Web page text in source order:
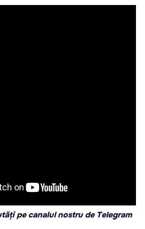
pe canalul nostru de Telegram